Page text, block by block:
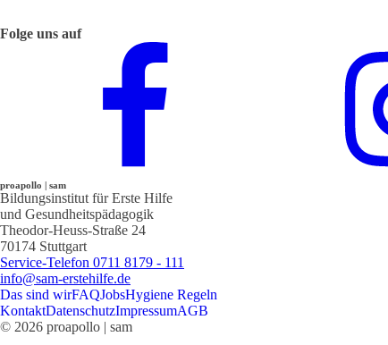
Folge uns auf
proapollo | sam
Bildungsinstitut für Erste Hilfe
und Gesundheitspädagogik
Theodor-Heuss-Straße 24
70174 Stuttgart
Service-Telefon 0711 8179 - 111
info@sam-erstehilfe.de
Das sind wirFAQJobsHygiene Regeln
KontaktDatenschutzImpressumAGB
© 2026 proapollo | sam